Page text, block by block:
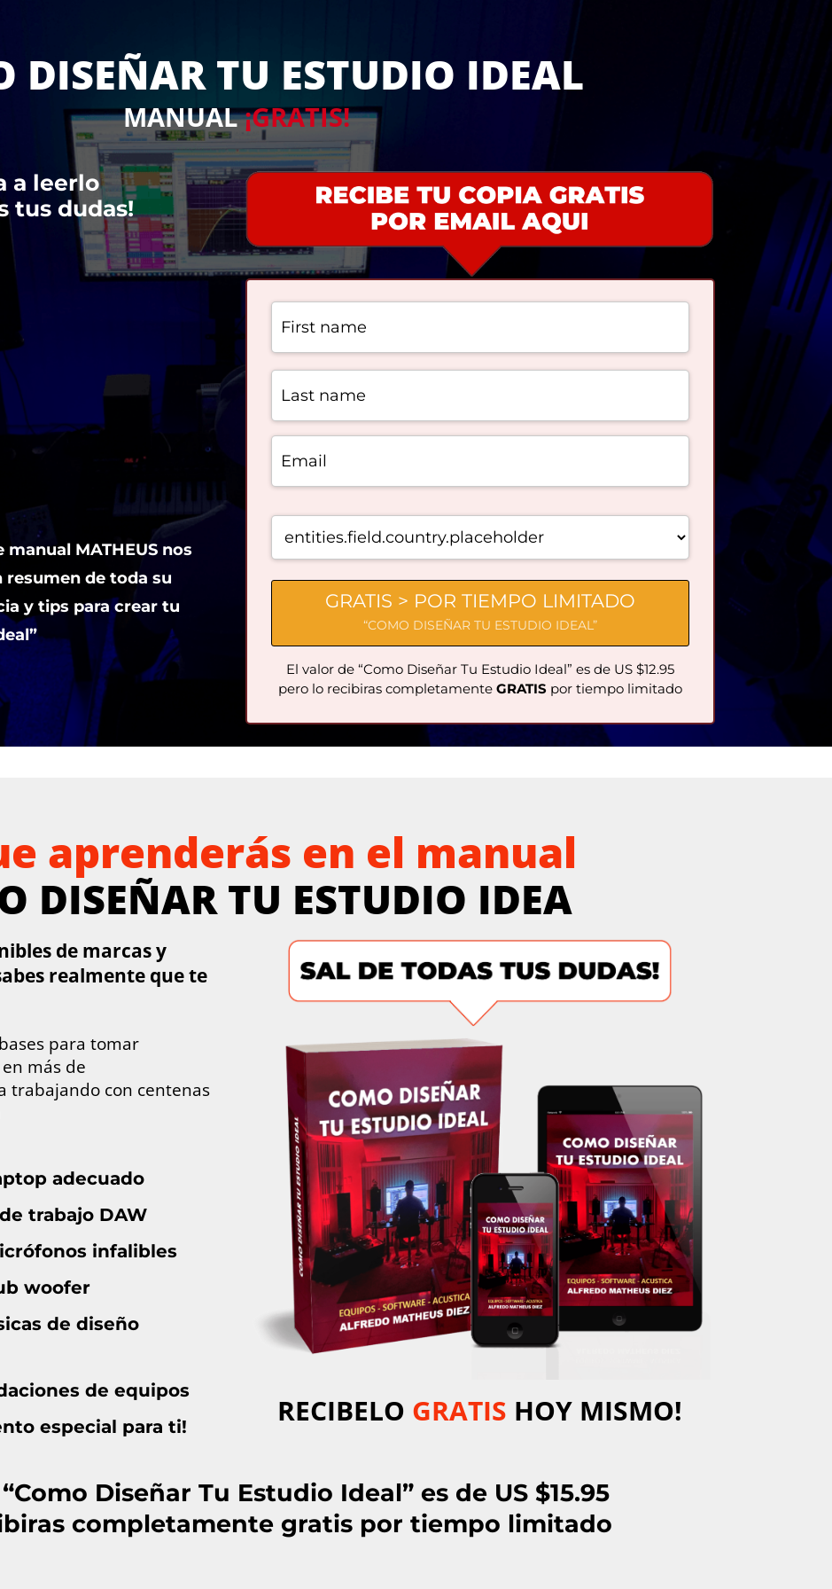
DISEÑAR TU ESTUDIO IDEAL
MANUAL¡GRATIS!
a leerlo
tus dudas!
manual MATHEUS nos
resumen de toda su
y tips para crear tu
GRATIS > POR TIEMPO LIMITADO
“COMO DISEÑAR TU ESTUDIO IDEAL”
El valor de “Como Diseñar Tu Estudio Ideal” es de US $12.95
pero lo recibiras completamente GRATISpor tiempo limitado
aprenderás en el manual
DISEÑAR TU ESTUDIO IDEA
de marcas y
realmente que te
para tomar
más de
trabajando con centenas
adecuado
trabajo DAW
infalibles
woofer
de diseño
de equipos
especial para ti! RECIBELO GRATIS HOY MISMO!
Diseñar Tu Estudio Ideal” es de US $15.95
completamente gratis por tiempo limitado